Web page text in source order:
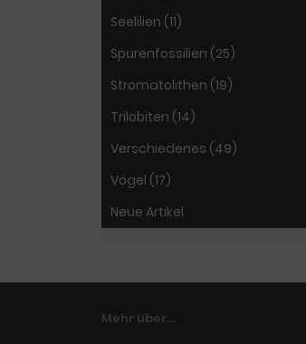
Seelilien (11)
Spurenfossilien (25)
Stromatolithen (19)
Trilobiten (14)
Verschiedenes (49)
Vögel (17)
Neue Artikel
Mehr über...